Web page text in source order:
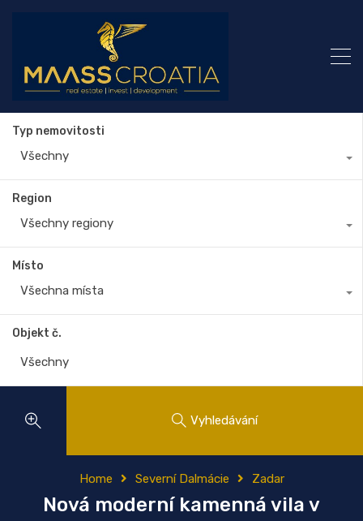
Typ nemovitosti
Všechny
Region
Všechny regiony
Místo
Všechna místa
Objekt č.
Vyhledávání
Home Severní Dalmácie Zadar
Nová moderní kamenná vila v